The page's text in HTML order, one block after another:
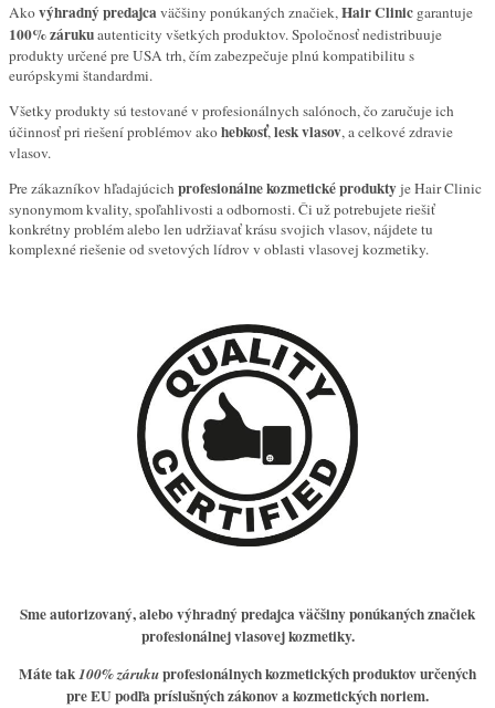
Akovýhradný predajcaväčšiny ponúkaných značiek,Hair Clinic garantuje
100% zárukuautenticity všetkých produktov. Spoločnosť nedistribuuje
produkty určené pre USA trh, čím zabezpečuje plnú kompatibilitu s
európskymi štandardmi.
Všetky produkty sú testované v profesionálnych salónoch, čo zaručuje ich
účinnosť pri riešení problémov akohebkosť,lesk vlasov, a celkové zdravie
vlasov.
Pre zákazníkov hľadajúcichprofesionálne kozmetické produktyje Hair Clinic
synonymom kvality, spoľahlivosti a odbornosti. Či už potrebujete riešiť
konkrétny problém alebo len udržiavať krásu svojich vlasov, nájdete tu
komplexné riešenie od svetových lídrov v oblasti vlasovej kozmetiky.
Smeautorizovaný, alebo výhradný predajca väčšinyponúkaných značiek
profesionálnej vlasovej kozmetiky.
Máte tak 100% zárukuprofesionálnych kozmetických produktov určených
pre EU podľa príslušných zákonov a kozmetických noriem.